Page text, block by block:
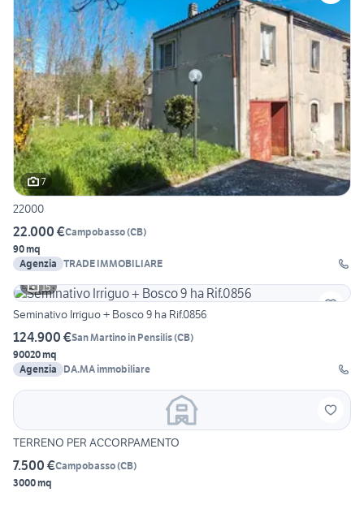
7
22000
22.000 €Campobasso(CB)
90 mq
Agenzia TRADE IMMOBILIARE
15
Seminativo Irriguo + Bosco 9 ha Rif.0856
124.900 €San Martino in Pensilis(CB)
90020 mq
Agenzia
DA.MA immobiliare
TERRENO PER ACCORPAMENTO
7.500 €Campobasso(CB)
3000 mq